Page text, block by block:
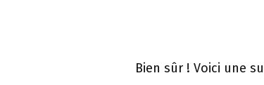
Bien sûr ! Voici une